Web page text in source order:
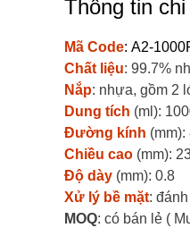
Thông tin
Mã Code: A2-
Chất liệu: 99.7%
Nắp: nhựa, gồm 2
Dung tích (ml):
Đường kính (mm):
Chiều cao (mm):
Độ dày (mm): 0.8
Xử lý bề mặt:
MOQ: có bán lẻ (